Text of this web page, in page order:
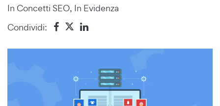
In Concetti SEO, In Evidenza
Condividi: